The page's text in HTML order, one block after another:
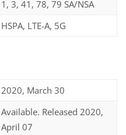
1, 3, 41, 78, 79 SA/NSA
HSPA, LTE-A, 5G
2020, March 30
Available. Released 2020,
April 07